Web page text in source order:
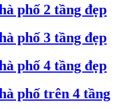
phố 2 tầng đẹp
phố 3 tầng đẹp
phố 4 tầng đẹp
phố trên 4 tầng